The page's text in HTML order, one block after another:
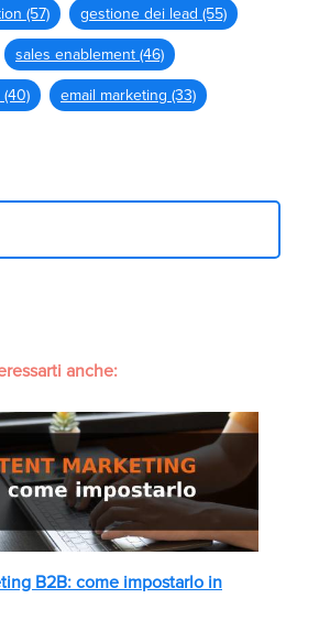
(57) gestione dei lead (55)
sales enablement (46)
(40) email marketing (33)
anche:
B2B: come impostarlo in